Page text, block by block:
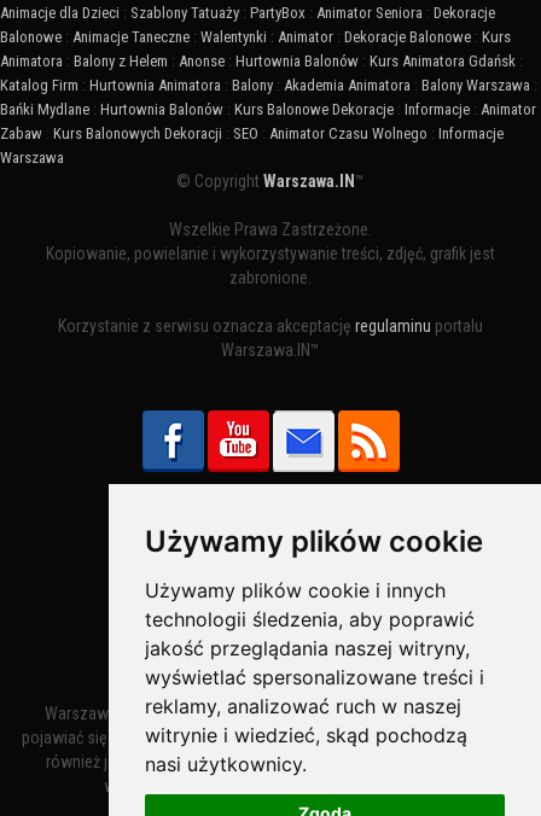
Używamy plików cookie
Używamy plików cookie i innych
technologii śledzenia, aby poprawić
jakość przeglądania naszej witryny,
wyświetlać spersonalizowane treści i
reklamy, analizować ruch w naszej
witrynie i wiedzieć, skąd pochodzą
nasi użytkownicy.
Animacje dla Dzieci : Szablony Tatuaży : PartyBox : Animator Seniora : Dekoracje
Balonowe : Animacje Taneczne : Walentynki : Animator : Dekoracje Balonowe : Kurs
Animatora : Balony z Helem : Anonse : Hurtownia Balonów : Kurs Animatora Gdańsk :
Katalog Firm : Hurtownia Animatora : Balony : Akademia Animatora : Balony Warszawa :
Bańki Mydlane : Hurtownia Balonów : Kurs Balonowe Dekoracje : Informacje : Animator
Zabaw : Kurs Balonowych Dekoracji : SEO : Animator Czasu Wolnego : Informacje
Warszawa
© CopyrightWarszawa.IN ™
Wszelkie Prawa Zastrzeżone.
Kopiowanie, powielanie i wykorzystywanie treści, zdjęć, grafik jest
zabronione.
Korzystanie z serwisu oznacza akceptację regulaminu portalu
Warszawa.IN™
Bezpieczne Płatności obsługuje:
Warszawa – miasto stołeczne Warszawa. Nazwa miasta zaczęła
pojawiać się w dokumentach w XIV wieku jako Warszewa, a od XV wieku
również jako Warszowa. Zmiana nazwy na Warszawa w XV wieku
wynikała z mazowieckiej wymowy dialektycznej.